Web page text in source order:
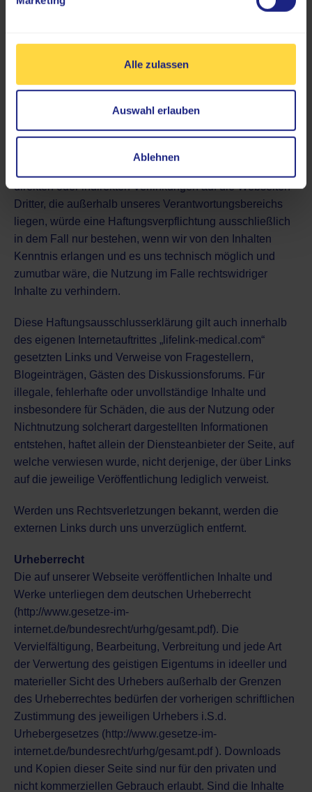
Alle zulassen
Auswahl erlauben
Ablehnen
Richtigkeit der Inhalte übernehmen. Für die Inhalte der
Die externen Links wurden zum Zeitpunkt der
waren im Zeitpunkt der Linksetzung frei von
rechtswidrigen Inhalten. Eine ständige inhaltliche
Überprüfung der externen Links ist ohne konkrete
direkten oder indirekten Verlinkungen auf die Webseiten
Dritter, die außerhalb unseres Verantwortungsbereichs
liegen, würde eine Haftungsverpflichtung ausschließlich
in dem Fall nur bestehen, wenn wir von den Inhalten
Kenntnis erlangen und es uns technisch möglich und
zumutbar wäre, die Nutzung im Falle rechtswidriger
Inhalte zu verhindern.
Diese Haftungsausschlusserklärung gilt auch innerhalb
des eigenen Internetauftrittes „lifelink-medical.com“
gesetzten Links und Verweise von Fragestellern,
Blogeinträgen, Gästen des Diskussionsforums. Für
illegale, fehlerhafte oder unvollständige Inhalte und
insbesondere für Schäden, die aus der Nutzung oder
Nichtnutzung solcherart dargestellten Informationen
entstehen, haftet allein der Diensteanbieter der Seite, auf
welche verwiesen wurde, nicht derjenige, der über Links
auf die jeweilige Veröffentlichung lediglich verweist.
Werden uns Rechtsverletzungen bekannt, werden die
externen Links durch uns unverzüglich entfernt.
Urheberrecht
Die auf unserer Webseite veröffentlichen Inhalte und
Werke unterliegen dem deutschen Urheberrecht
(http://www.gesetze-im-
internet.de/bundesrecht/urhg/gesamt.pdf). Die
Vervielfältigung, Bearbeitung, Verbreitung und jede Art
der Verwertung des geistigen Eigentums in ideeller und
materieller Sicht des Urhebers außerhalb der Grenzen
des Urheberrechtes bedürfen der vorherigen schriftlichen
Zustimmung des jeweiligen Urhebers i.S.d.
Urhebergesetzes (http://www.gesetze-im-
internet.de/bundesrecht/urhg/gesamt.pdf ). Downloads
und Kopien dieser Seite sind nur für den privaten und
nicht kommerziellen Gebrauch erlaubt. Sind die Inhalte